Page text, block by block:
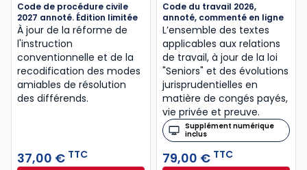
Code de procédure civile
2027 annoté. Édition limitée
À jour de la réforme de
l'instruction
conventionnelle et de la
recodification des modes
amiables de résolution
des différends.
37,00 € TTC
Code du travail 2026,
annoté, commenté en ligne
L’ensemble des textes
applicables aux relations
de travail, à jour de la loi
"Seniors" et des évolutions
jurisprudentielles en
matière de congés payés,
vie privée et preuve.
Supplément numérique
inclus
79,00 € TTC